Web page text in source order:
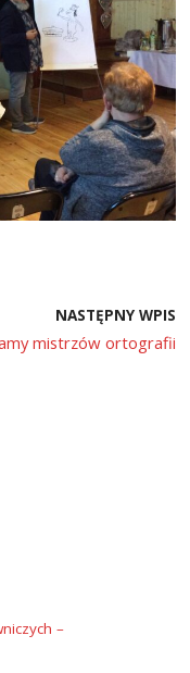
NASTĘPNY WPIS
mistrzów ortografii
–